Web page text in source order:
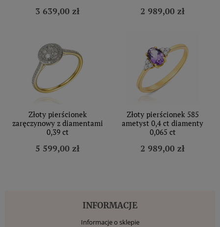
3 639,00 zł 2 989,00 zł
Złoty pierścionek
zaręczynowy z diamentami
0,39 ct
5 599,00 zł
Złoty pierścionek 585
ametyst 0,4 ct diamenty
0,065 ct
2 989,00 zł
INFORMACJE
Informacje o sklepie